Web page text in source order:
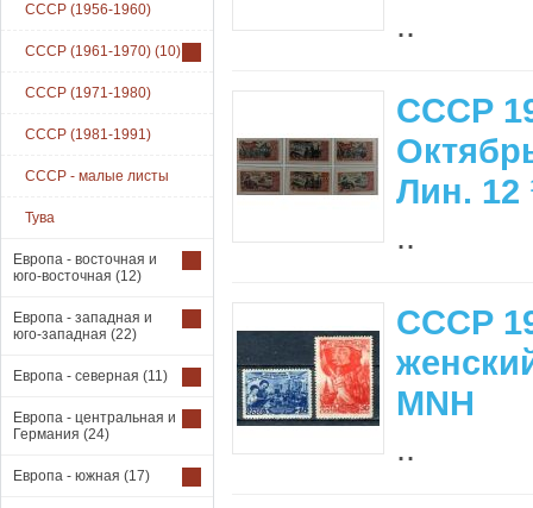
СССР (1956-1960)
СССР (1961-1970) (10)
СССР (1971-1980)
СССР (1981-1991)
СССР - малые листы
Тува
Европа - восточная и
юго-восточная (12)
Европа - западная и
юго-западная (22)
Европа - северная (11)
Европа - центральная и
Германия (24)
Европа - южная (17)
..
СССР
Лин. 12
..
СССР
MNH
..